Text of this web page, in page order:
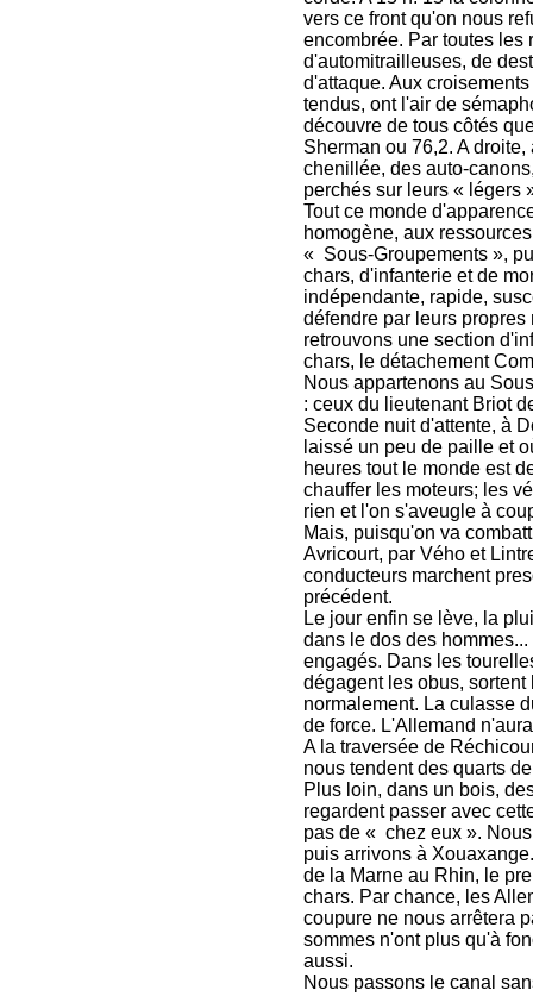
vers ce front qu'on nous
encombrée. Par toutes les
d'automitrailleuses, de
d'attaque. Aux
tendus, ont l'air de
découvre de tous côtés
Sherman ou 76,2. A
chenillée, des auto-
perchés sur leurs « légers
Tout ce monde
homogène, aux
« Sous-Groupements »,
chars, d'infanterie et de
indépendante, rapide,
défendre par leurs
retrouvons une section
chars, le détachement
Nous appartenons au
: ceux du lieutenant Briot
Seconde nuit d'attente, à
laissé un peu de paille et
heures tout le monde est
chauffer les moteurs; les
rien et l'on s'aveugle à
Mais, puisqu'on va
Avricourt, par Vého et
conducteurs marchent
précédent.
Le jour enfin se lève, la
dans le dos des
engagés. Dans les
dégagent les obus,
normalement. La culasse
de force. L'Allemand
A la traversée de
nous tendent des quarts
Plus loin, dans un bois,
regardent passer avec
pas de « chez eux ».
puis arrivons à
de la Marne au Rhin, le
chars. Par chance, les
coupure ne nous arrêtera
sommes n'ont plus qu'à
aussi.
Nous passons le canal